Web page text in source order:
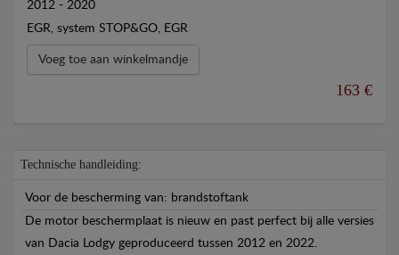
2012 - 2020
EGR, system STOP&GO, EGR
Voeg toe aan winkelmandje
163 €
Technische handleiding:
Voor de bescherming van: brandstoftank
De motor beschermplaat is nieuw en past perfect bij alle versies
van Dacia Lodgy geproduceerd tussen 2012 en 2022.